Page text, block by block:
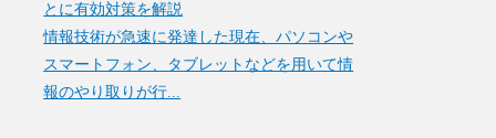
とに有効対策を解説
情報技術が急速に発達した現在、パソコンや
スマートフォン、タブレットなどを用いて情
報のやり取りが行...